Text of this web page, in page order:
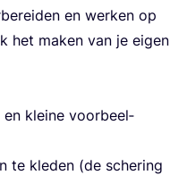
en wer­ken op
het maken van je eigen
en klei­ne voor­beel­
te kle­den (de sche­ring